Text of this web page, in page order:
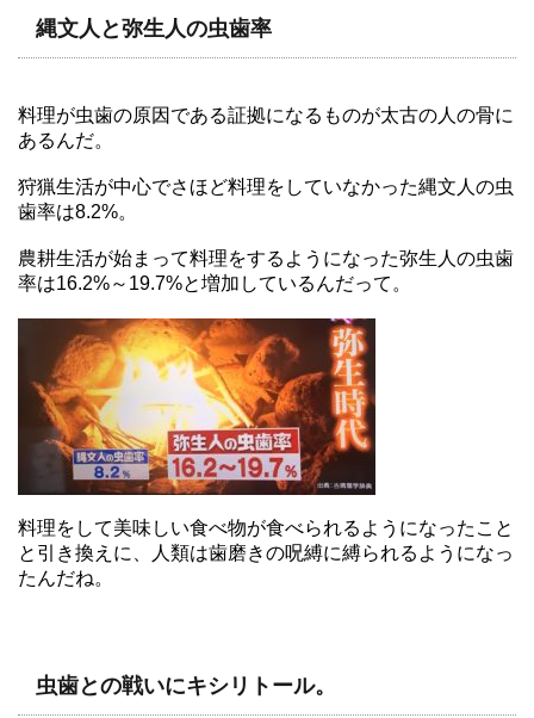
縄文人と弥生人の虫歯率
料理が虫歯の原因である証拠になるものが太古の人の骨に
あるんだ。
狩猟生活が中心でさほど料理をしていなかった縄文人の虫
歯率は8.2%。
農耕生活が始まって料理をするようになった弥生人の虫歯
率は16.2%～19.7%と増加しているんだって。
料理をして美味しい食べ物が食べられるようになったこと
と引き換えに、人類は歯磨きの呪縛に縛られるようになっ
たんだね。
虫歯との戦いにキシリトール。